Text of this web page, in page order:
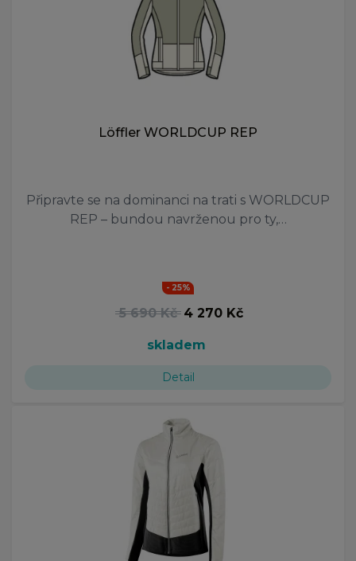
Löffler WORLDCUP REP
Připravte se na dominanci na trati s WORLDCUP
REP – bundou navrženou pro ty,…
- 25%
5 690 Kč 4 270 Kč
skladem
Detail